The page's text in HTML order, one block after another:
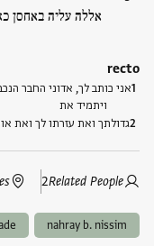
אללה עליה באחסן
recto
אני כותב לך, אדוני החבר
ויתמיד את
גדולתך ואת עזרתו לך ואת
Related People
2
nahray b. nissim